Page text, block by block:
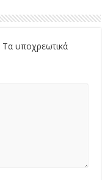
Τα υποχρεωτικά